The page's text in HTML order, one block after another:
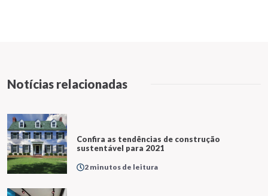
Notícias relacionadas
Confira as tendências de construção
sustentável para 2021
2 minutos de leitura